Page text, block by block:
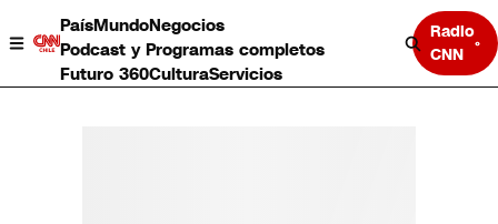
PaísMundoNegocios
Podcast y Programas completos
Futuro 360CulturaServicios
Radio
CNN